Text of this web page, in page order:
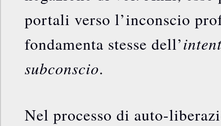
portali verso l’inconscio
fondamenta stesse dell’
subconscio.
Nel processo di auto-